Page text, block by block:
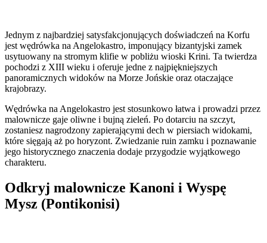
Jednym z najbardziej satysfakcjonujących doświadczeń na Korfu
jest wędrówka na Angelokastro, imponujący bizantyjski zamek
usytuowany na stromym klifie w pobliżu wioski Krini. Ta twierdza
pochodzi z XIII wieku i oferuje jedne z najpiękniejszych
panoramicznych widoków na Morze Jońskie oraz otaczające
krajobrazy.
Wędrówka na Angelokastro jest stosunkowo łatwa i prowadzi przez
malownicze gaje oliwne i bujną zieleń. Po dotarciu na szczyt,
zostaniesz nagrodzony zapierającymi dech w piersiach widokami,
które sięgają aż po horyzont. Zwiedzanie ruin zamku i poznawanie
jego historycznego znaczenia dodaje przygodzie wyjątkowego
charakteru.
Odkryj malownicze Kanoni i Wyspę
Mysz (Pontikonisi)